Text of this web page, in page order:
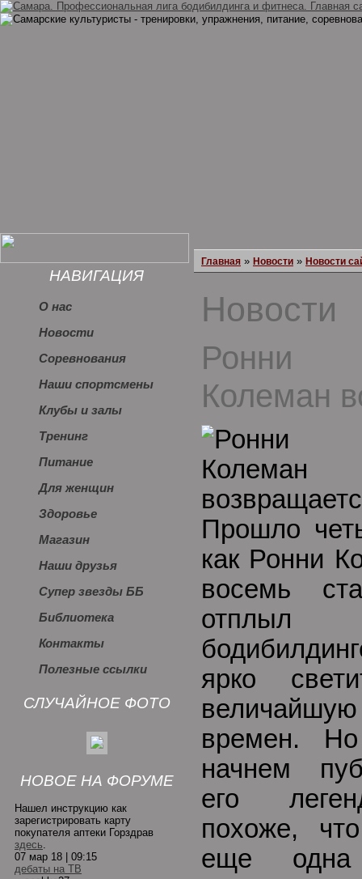
НАВИГАЦИЯ
О нас
Новости
Соревнования
Наши спортсмены
Клубы и залы
Тренинг
Питание
Для женщин
Здоровье
Магазин
Наши друзья
Супер звезды ББ
Библиотека
Контакты
Полезные ссылки
СЛУЧАЙНОЕ ФОТО
НОВОЕ НА ФОРУМЕ
Нашел инструкцию как
зарегистрировать карту
покупателя аптеки Горздрав
здесь.
07 мар 18 | 09:15
дебаты на ТВ
Главная » Новости » Новости
Новости
Ронни
Колеман
Прошло
как Ронни
восемь
ярко
времен.
начнем
его
похоже,
еще одна